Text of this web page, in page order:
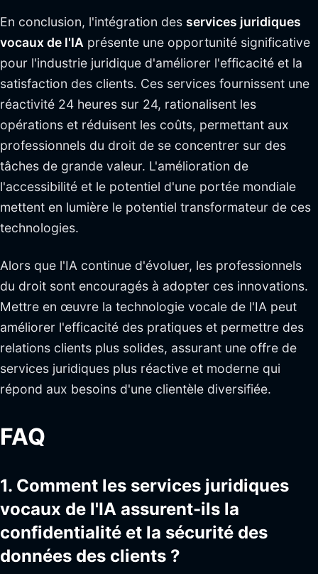
En conclusion, l'intégration des services juridiques
vocaux de l'IA présente une opportunité significative
pour l'industrie juridique d'améliorer l'efficacité et la
satisfaction des clients. Ces services fournissent une
réactivité 24 heures sur 24, rationalisent les
opérations et réduisent les coûts, permettant aux
professionnels du droit de se concentrer sur des
tâches de grande valeur. L'amélioration de
l'accessibilité et le potentiel d'une portée mondiale
mettent en lumière le potentiel transformateur de ces
technologies.
Alors que l'IA continue d'évoluer, les professionnels
du droit sont encouragés à adopter ces innovations.
Mettre en œuvre la technologie vocale de l'IA peut
améliorer l'efficacité des pratiques et permettre des
relations clients plus solides, assurant une offre de
services juridiques plus réactive et moderne qui
répond aux besoins d'une clientèle diversifiée.
FAQ
1. Comment les services juridiques
vocaux de l'IA assurent-ils la
confidentialité et la sécurité des
données des clients ?